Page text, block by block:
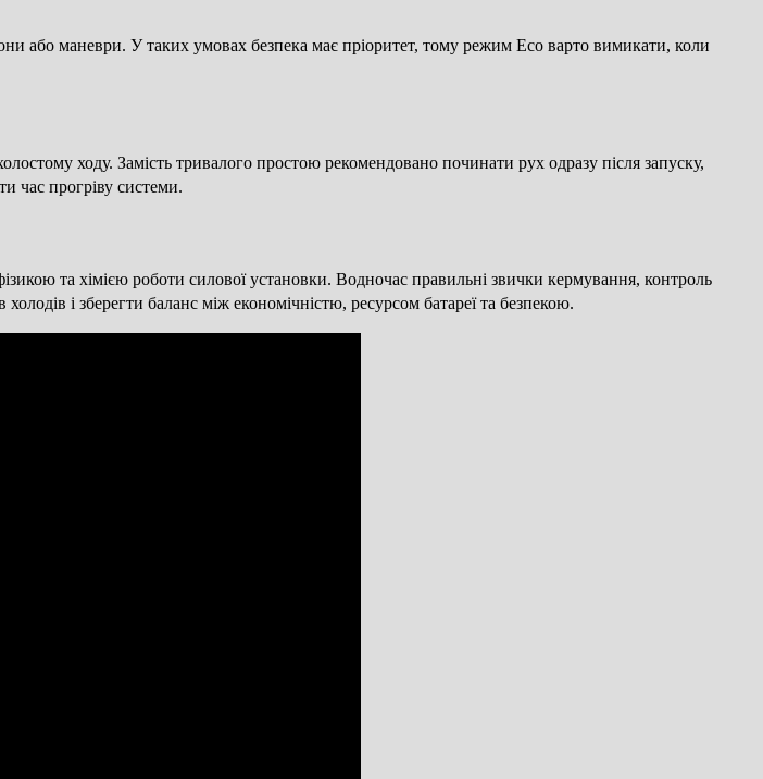
або маневри. У таких умовах безпека має пріоритет, тому режим Eco варто вимикати, коли
ходу. Замість тривалого простою рекомендовано починати рух одразу після запуску,
час прогріву системи.
та хімією роботи силової установки. Водночас правильні звички кермування, контроль
і зберегти баланс між економічністю, ресурсом батареї та безпекою.